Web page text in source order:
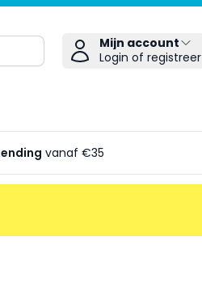
Mijn account
Login of registreer
vanaf €35